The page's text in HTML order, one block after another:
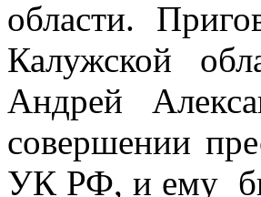
области.
Калужской
Андрей
совершении
УК РФ, и ему